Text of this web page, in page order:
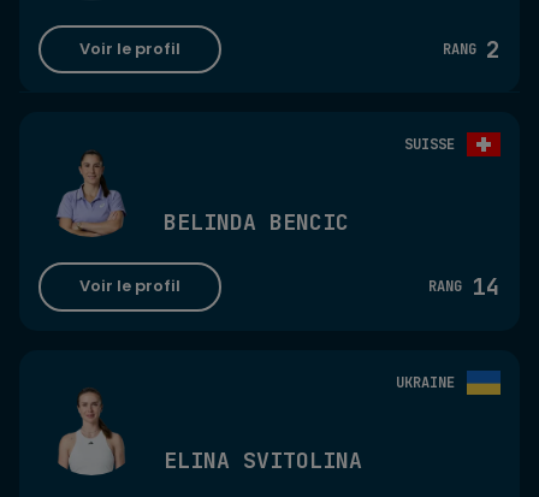
Voir le profil RANG 2
SUISSE
BELINDA BENCIC
Voir le profil RANG 14
UKRAINE
ELINA SVITOLINA